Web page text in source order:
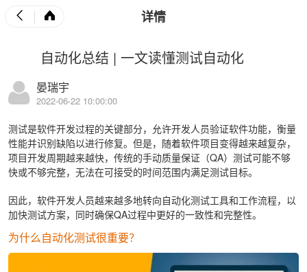
详情
自动化总结 | 一文读懂测试自动化
晏瑞宇
2022-06-22 10:00:00
测试是软件开发过程的关键部分，允许开发人员验证软件功能，衡量
性能并识别缺陷以进行修复。但是，随着软件项目变得越来越复杂，
项目开发周期越来越快，传统的手动质量保证（QA）测试可能不够
快或不够完整，无法在可接受的时间范围内满足测试目标。
因此，软件开发人员越来越多地转向自动化测试工具和工作流程，以
加快测试方案，同时确保QA过程中更好的一致性和完整性。
为什么自动化测试很重要？